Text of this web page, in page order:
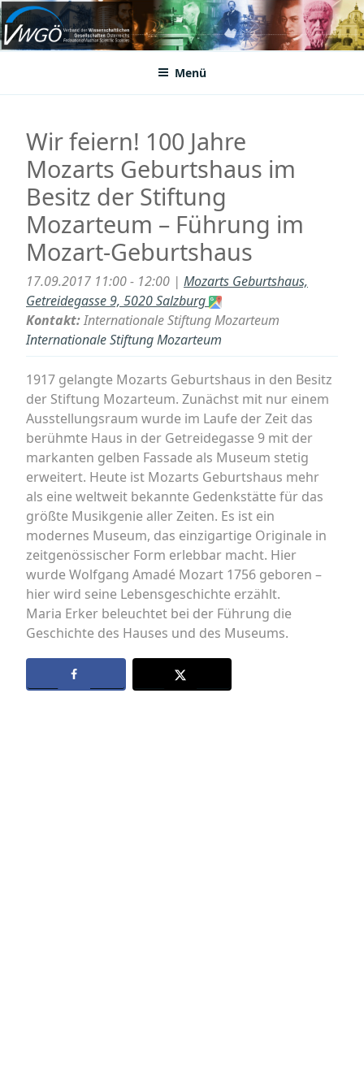
Zum
Inhalt
springenVWGÖ
Federation of Austrian Scientific Societies
Menü
Wir feiern! 100 Jahre
Mozarts Geburtshaus im
Besitz der Stiftung
Mozarteum – Führung im
Mozart-Geburtshaus
17.09.2017 11:00 - 12:00 | Mozarts Geburtshaus,
Getreidegasse 9, 5020 Salzburg
Kontakt:Internationale Stiftung Mozarteum
Internationale Stiftung Mozarteum
1917 gelangte Mozarts Geburtshaus in den Besitz
der Stiftung Mozarteum. Zunächst mit nur einem
Ausstellungsraum wurde im Laufe der Zeit das
berühmte Haus in der Getreidegasse 9 mit der
markanten gelben Fassade als Museum stetig
erweitert. Heute ist Mozarts Geburtshaus mehr
als eine weltweit bekannte Gedenkstätte für das
größte Musikgenie aller Zeiten. Es ist ein
modernes Museum, das einzigartige Originale in
zeitgenössischer Form erlebbar macht. Hier
wurde Wolfgang Amadé Mozart 1756 geboren –
hier wird seine Lebensgeschichte erzählt.
Maria Erker beleuchtet bei der Führung die
Geschichte des Hauses und des Museums.